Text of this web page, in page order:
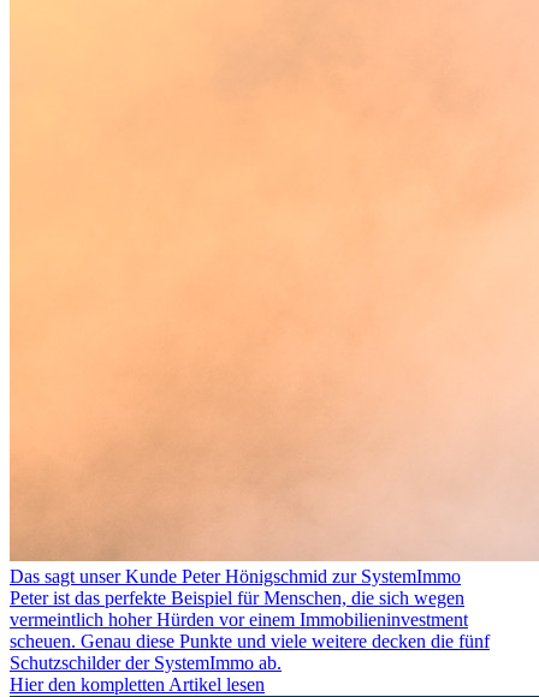
Das sagt unser Kunde Peter Hönigschmid zur SystemImmo
Peter ist das perfekte Beispiel für Menschen, die sich wegen
vermeintlich hoher Hürden vor einem Immobilieninvestment
scheuen. Genau diese Punkte und viele weitere decken die fünf
Schutzschilder der SystemImmo ab.
Hier den kompletten Artikel lesen